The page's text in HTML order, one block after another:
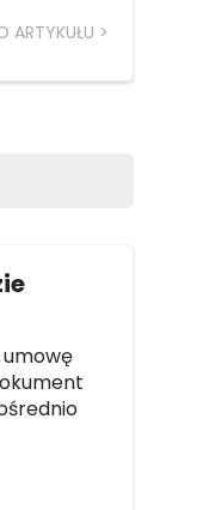
ARTYKUŁU
umowę